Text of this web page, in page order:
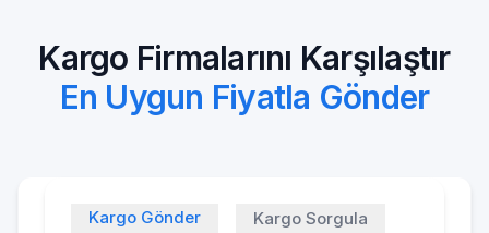
Kargo Firmalarını Karşılaştır
En Uygun Fiyatla Gönder
Kargo Gönder Kargo Sorgula